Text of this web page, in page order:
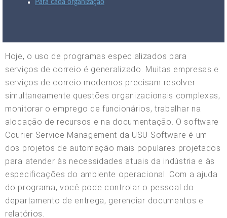
Para cada organização
Hoje, o uso de programas especializados para
serviços de correio é generalizado. Muitas empresas e
serviços de correio modernos precisam resolver
simultaneamente questões organizacionais complexas,
monitorar o emprego de funcionários, trabalhar na
alocação de recursos e na documentação. O software
Courier Service Management da USU Software é um
dos projetos de automação mais populares projetados
para atender às necessidades atuais da indústria e às
especificações do ambiente operacional. Com a ajuda
do programa, você pode controlar o pessoal do
departamento de entrega, gerenciar documentos e
relatórios.